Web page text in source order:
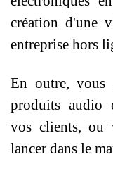
création d'une
entreprise hors
En outre, vous
produits audio
vos clients, ou
lancer dans le